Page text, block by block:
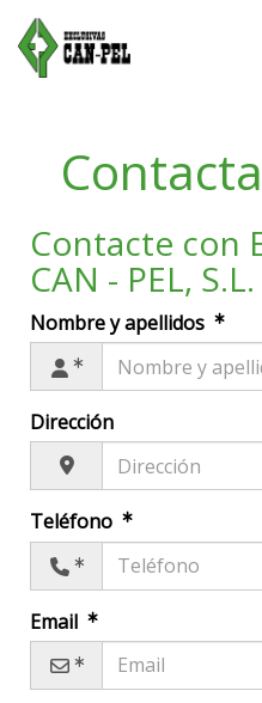
Contacte con
CAN - PEL, S.L.
Nombre y apellidos
Dirección
Teléfono
Email